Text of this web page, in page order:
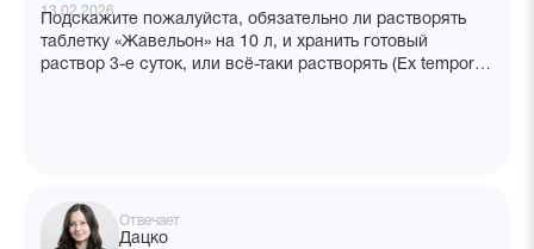
13.02.2026
Подскажите пожалуйста, обязательно ли растворять
таблетку «Жавельон» на 10 л, и хранить готовый
раствор 3-е суток, или всё-таки растворять (Ex tempore)
Отвечает
Дацко